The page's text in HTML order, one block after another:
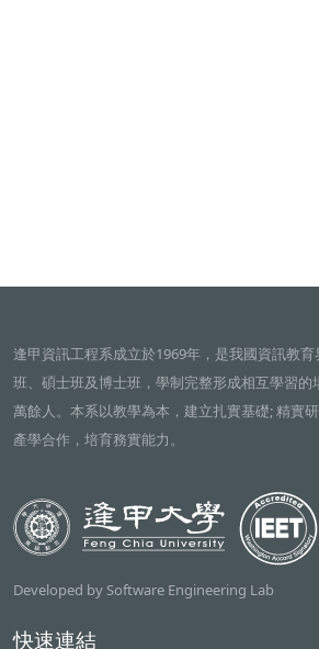
逢甲資訊工程系成立於1969年，是我國資訊教
班、碩士班及博士班，學制完整形成相互學習的
萬餘人。本系以教學為本，建立扎實基礎; 精實
產學合作，培育務實能力。
Developed by Software Engineering Lab
快速連結